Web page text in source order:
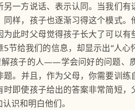
一方说话、表示认同。当我们
样，孩子也逐渐习得这个模式
此时父母觉得孩子长大了可以
给我们的信息，却显示出“人心
解孩子的人——学会问好的问题
。并且，作为父母，你需要训
即使孩子给出的答案非常简短
识和明白他们。